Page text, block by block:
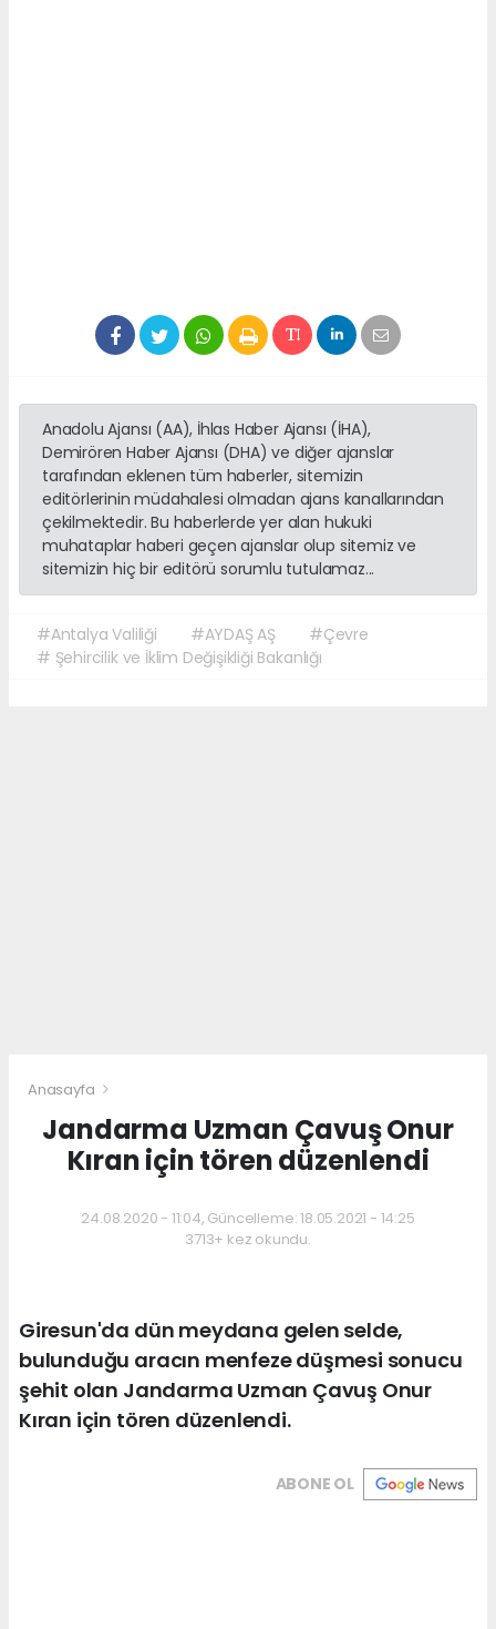
Anadolu Ajansı (AA), İhlas Haber Ajansı (İHA),
Demirören Haber Ajansı (DHA) ve diğer ajanslar
tarafından eklenen tüm haberler, sitemizin
editörlerinin müdahalesi olmadan ajans kanallarından
çekilmektedir. Bu haberlerde yer alan hukuki
muhataplar haberi geçen ajanslar olup sitemiz ve
sitemizin hiç bir editörü sorumlu tutulamaz...
#Antalya Valiliği #AYDAŞ AŞ
#Çevre
# Şehircilik ve İklim Değişikliği Bakanlığı
Anasayfa
Jandarma Uzman Çavuş Onur
Kıran için tören düzenlendi
24.08.2020 - 11:04, Güncelleme: 18.05.2021 - 14:25
3713+ kez okundu.
Giresun'da dün meydana gelen selde,
bulunduğu aracın menfeze düşmesi sonucu
şehit olan Jandarma Uzman Çavuş Onur
Kıran için tören düzenlendi.
ABONE OL